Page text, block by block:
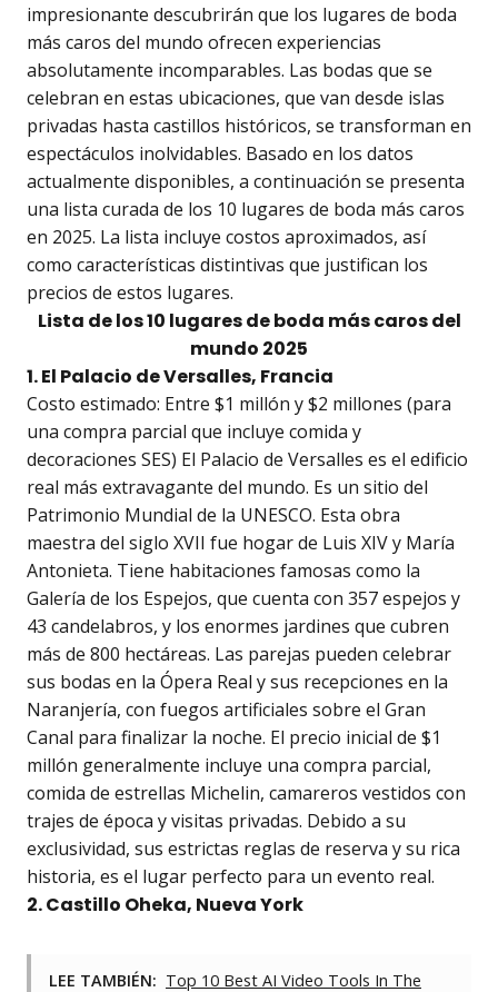
impresionante descubrirán que los lugares de boda
más caros del mundo ofrecen experiencias
absolutamente incomparables. Las bodas que se
celebran en estas ubicaciones, que van desde islas
privadas hasta castillos históricos, se transforman en
espectáculos inolvidables. Basado en los datos
actualmente disponibles, a continuación se presenta
una lista curada de los 10 lugares de boda más caros
en 2025. La lista incluye costos aproximados, así
como características distintivas que justifican los
precios de estos lugares.
Lista de los 10 lugares de boda más caros del
mundo 2025
1. El Palacio de Versalles, Francia
Costo estimado: Entre $1 millón y $2 millones (para
una compra parcial que incluye comida y
decoraciones SES) El Palacio de Versalles es el edificio
real más extravagante del mundo. Es un sitio del
Patrimonio Mundial de la UNESCO. Esta obra
maestra del siglo XVII fue hogar de Luis XIV y María
Antonieta. Tiene habitaciones famosas como la
Galería de los Espejos, que cuenta con 357 espejos y
43 candelabros, y los enormes jardines que cubren
más de 800 hectáreas. Las parejas pueden celebrar
sus bodas en la Ópera Real y sus recepciones en la
Naranjería, con fuegos artificiales sobre el Gran
Canal para finalizar la noche. El precio inicial de $1
millón generalmente incluye una compra parcial,
comida de estrellas Michelin, camareros vestidos con
trajes de época y visitas privadas. Debido a su
exclusividad, sus estrictas reglas de reserva y su rica
historia, es el lugar perfecto para un evento real.
2. Castillo Oheka, Nueva York
LEE TAMBIÉN: Top 10 Best AI Video Tools In The